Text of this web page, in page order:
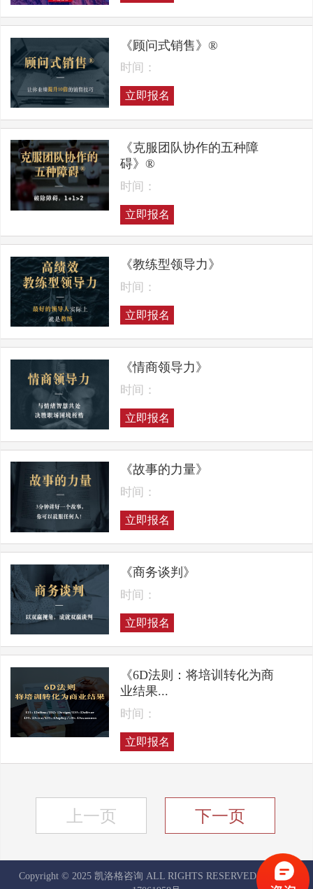
《顾问式销售》®
时间：
立即报名
《克服团队协作的五种障
碍》®
时间：
立即报名
《教练型领导力》
时间：
立即报名
《情商领导力》
时间：
立即报名
《故事的力量》
时间：
立即报名
《商务谈判》
时间：
立即报名
《6D法则：将培训转化为商
业结果...
时间：
立即报名
上一页 下一页
Copyright © 2025 凯洛格咨询 ALL RIGHTS RESERVED
京ICP备